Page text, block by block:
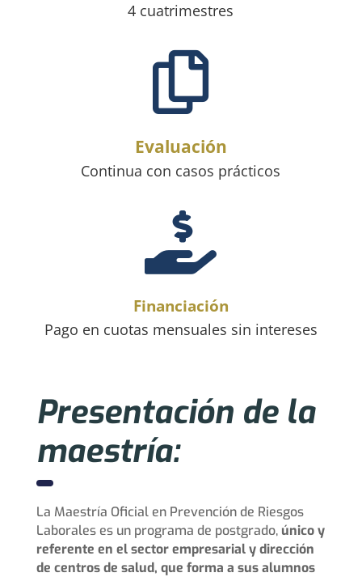
4 cuatrimestres

Evaluación
Continua con casos prácticos

Financiación
Pago en cuotas mensuales sin intereses
Presentación de la
maestría:
La Maestría Oficial en Prevención de Riesgos
Laborales es un programa de postgrado, único y
referente en el sector empresarial y dirección
de centros de salud, que forma a sus alumnos